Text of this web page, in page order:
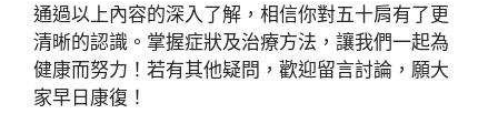
通過以上內容的深入了解，相信你對五十肩有了更
清晰的認識。掌握症狀及治療方法，讓我們一起為
健康而努力！若有其他疑問，歡迎留言討論，願大
家早日康復！